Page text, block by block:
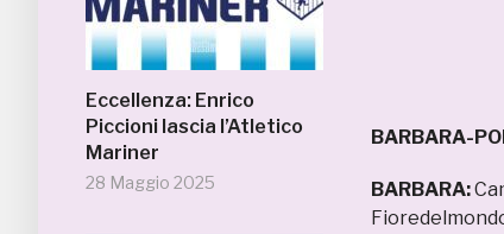
Eccellenza: Enrico
Piccioni lascia l’Atletico
Mariner
28 Maggio 2025
BARBARA-
BARBARA: